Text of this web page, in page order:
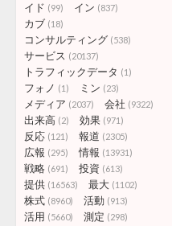
イド (99) イン (837)
カブ (18)
コンサルティング (538)
サービス (20137)
トラフィックデータ (1)
フォノ (1) ミン (23)
メディア (2037) 会社 (9322)
出来高 (2) 効果 (971)
反応 (121) 報道 (2305)
広報 (295) 情報 (13931)
戦略 (691) 投資 (613)
提供 (16563) 最大 (1102)
株式 (8960) 活動 (913)
活用 (5660) 測定 (298)